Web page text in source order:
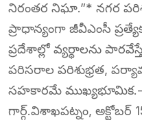
నిరంతర నిఘా.”* నగర
ప్రాధాన్యంగా జీవీఎంసీ
ప్రదేశాల్లో వ్యర్ధాలను
పరిసరాల పరిశుభ్రత,
సహకారమే ముఖ్యభూమిక.-
గార్గ్.విశాఖపట్నం, అక్టోబర్